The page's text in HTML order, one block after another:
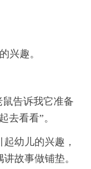
兴趣。
鼠告诉我它准备
去看看”。
幼儿的兴趣，
故事做铺垫。